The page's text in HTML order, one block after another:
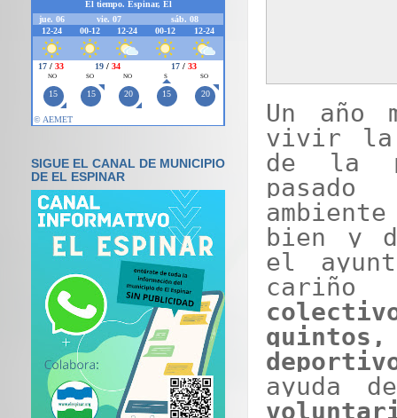
Un año
vivir la
de la
bien y
el
ayuda de
SIGUE EL CANAL DE MUNICIPIO
DE EL ESPINAR